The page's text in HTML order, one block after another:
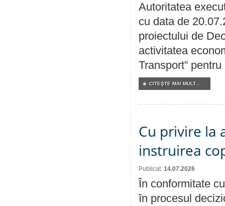
Autoritatea
cu data de
proiectului de
activitatea
Transport” pentru
CITEŞTE MAI MULT...
Cu privire la
instruirea
Publicat: 14.07.2026
În conformitate
în procesul